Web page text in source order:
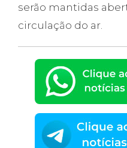
serão mantidas
circulação do ar.